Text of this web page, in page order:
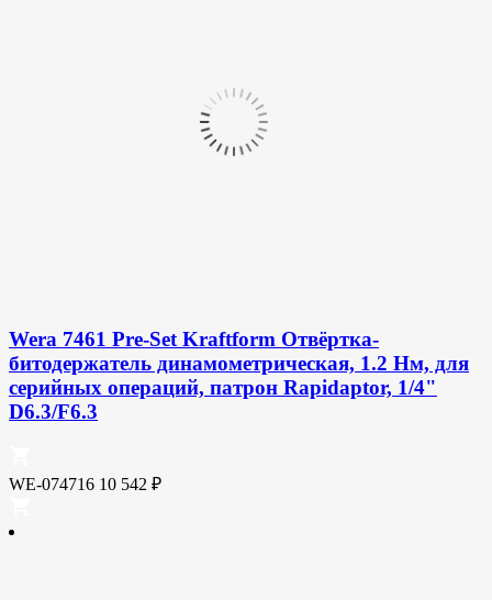
Wera 7461 Pre-Set Kraftform Отвёртка-
битодержатель динамометрическая, 1.2 Нм, для
серийных операций, патрон Rapidaptor, 1/4"
D6.3/F6.3
WE-074716 10 542 ₽